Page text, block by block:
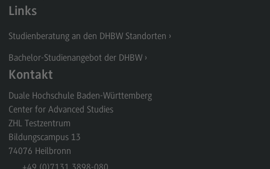
Links
Studienberatung an den DHBW Standorten
Bachelor-Studienangebot der DHBW
Kontakt
Duale Hochschule Baden-Württemberg
Center for Advanced Studies
ZHL Testzentrum
Bildungscampus 13
74076 Heilbronn